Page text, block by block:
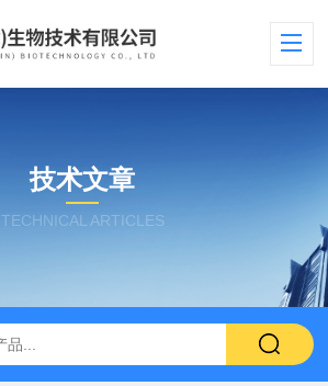
技术文章
TECHNICAL ARTICLES